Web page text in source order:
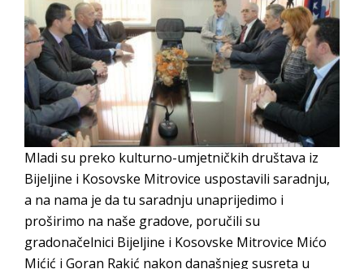
Obavještenje za preduzetnika - Vera Ujić
Mladi su preko kulturno-umjetničkih društava iz
Bijeljine i Kosovske Mitrovice uspostavili saradnju,
a na nama je da tu saradnju unaprijedimo i
proširimo na naše gradove, poručili su
gradonačelnici Bijeljine i Kosovske Mitrovice Mićo
Mićić i Goran Rakić nakon današnjeg susreta u